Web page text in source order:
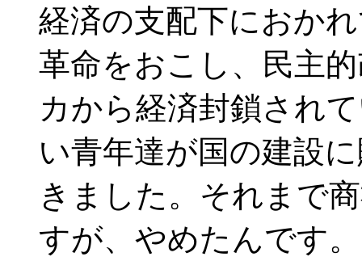
経済の支配下におか
革命をおこし、民主
カから経済封鎖され
い青年達が国の建設
きました。それまで
すが、やめたんです